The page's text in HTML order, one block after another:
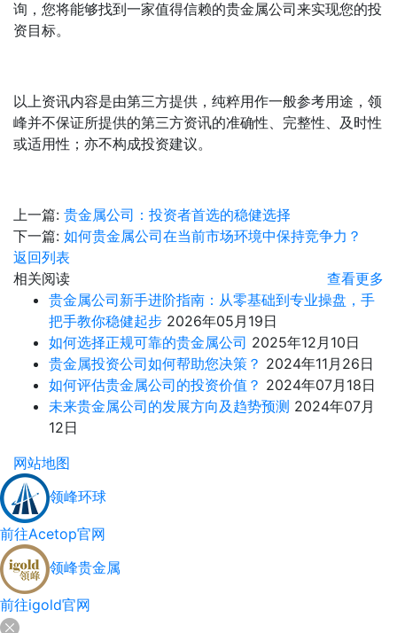
询，您将能够找到一家值得信赖的贵金属公司来实现您的投
资目标。
以上资讯内容是由第三方提供，纯粹用作一般参考用途，领
峰并不保证所提供的第三方资讯的准确性、完整性、及时性
或适用性；亦不构成投资建议。
上一篇: 贵金属公司：投资者首选的稳健选择
下一篇: 如何贵金属公司在当前市场环境中保持竞争力？
返回列表
相关阅读
查看更多
贵金属公司新手进阶指南：从零基础到专业操盘，手
把手教你稳健起步 2026年05月19日
如何选择正规可靠的贵金属公司 2025年12月10日
贵金属投资公司如何帮助您决策？ 2024年11月26日
如何评估贵金属公司的投资价值？ 2024年07月18日
未来贵金属公司的发展方向及趋势预测 2024年07月
12日
网站地图
领峰环球
前往Acetop官网
领峰贵金属
前往igold官网